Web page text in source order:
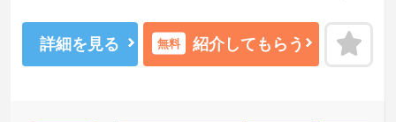
種など充実した福利厚生が整っているので、安心してお仕事できま
ご興味ある方は面接ポイントをお伝えしますので、お気軽にお問い
詳細を見る 無料 紹介してもらう